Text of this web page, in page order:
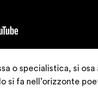
o specialistica, si
si fa nell’orizzonte